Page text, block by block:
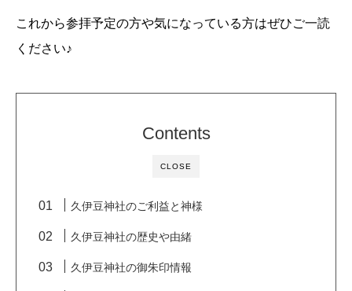
これから参拝予定の方や気になっている方はぜひご一読
ください♪
CLOSE
Contents
久伊豆神社のご利益と神様
久伊豆神社の歴史や由緒
久伊豆神社の御朱印情報